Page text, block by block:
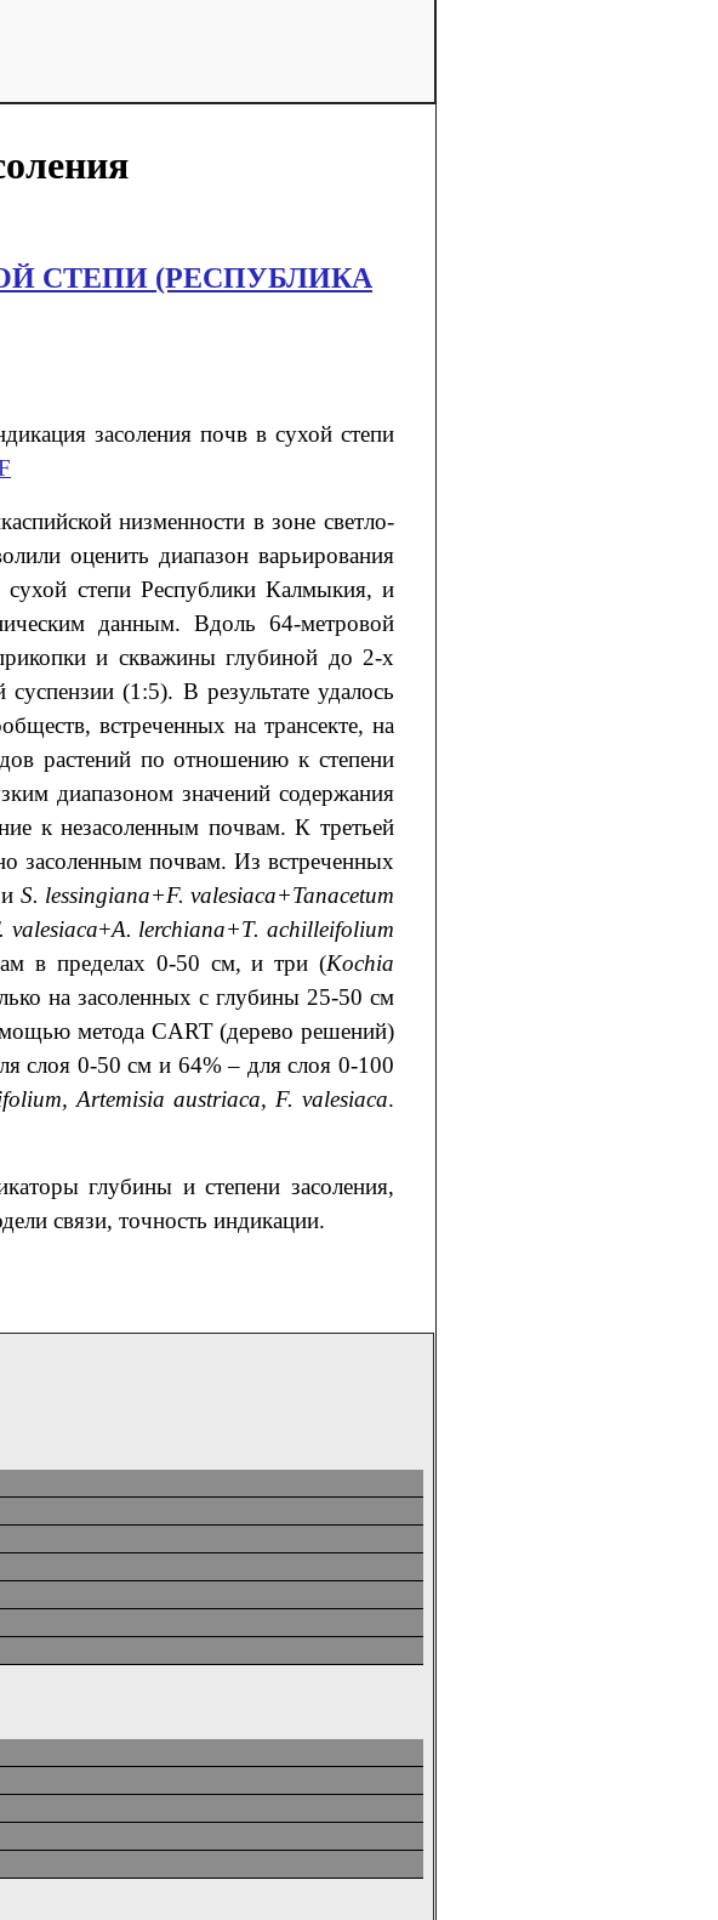
СТЕПИ (РЕСПУБЛИКА
засоления почв в сухой степи
низменности в зоне светло-
оценить диапазон варьирования
сухой степи Республики Калмыкия, и
данным. Вдоль 64-метровой
и скважины глубиной до 2-х
(1:5). В результате удалось
встреченных на трансекте, на
растений по отношению к степени
диапазоном значений содержания
к незасоленным почвам. К третьей
засоленным почвам. Из встреченных
и S. lessingiana+F.valesiaca+Tanacetum
. valesiaca+A. lerchiana+T. achilleifolium
в пределах 0-50 см, и три (Kochia
на засоленных с глубины 25-50 см
метода CART (дерево решений)
слоя 0-50 см и 64% – для слоя 0-100
Artemisia austriaca, F. valesiaca.
глубины и степени засоления,
связи, точность индикации.